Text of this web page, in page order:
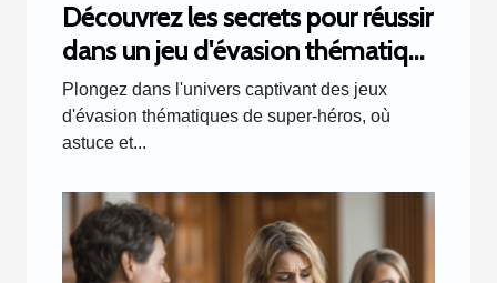
Découvrez les secrets pour réussir
dans un jeu d'évasion thématique
de super-héros
Plongez dans l'univers captivant des jeux
d'évasion thématiques de super-héros, où
astuce et...